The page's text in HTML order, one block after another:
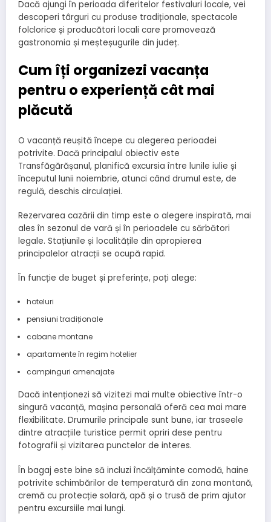
Dacă ajungi în perioada diferitelor festivaluri locale, vei
descoperi târguri cu produse tradiționale, spectacole
folclorice și producători locali care promovează
gastronomia și meșteșugurile din județ.
Cum îți organizezi vacanța
pentru o experiență cât mai
plăcută
O vacanță reușită începe cu alegerea perioadei
potrivite. Dacă principalul obiectiv este
Transfăgărășanul, planifică excursia între lunile iulie și
începutul lunii noiembrie, atunci când drumul este, de
regulă, deschis circulației.
Rezervarea cazării din timp este o alegere inspirată, mai
ales în sezonul de vară și în perioadele cu sărbători
legale. Stațiunile și localitățile din apropierea
principalelor atracții se ocupă rapid.
În funcție de buget și preferințe, poți alege:
hoteluri
pensiuni tradiționale
cabane montane
apartamente în regim hotelier
campinguri amenajate
Dacă intenționezi să vizitezi mai multe obiective într-o
singură vacanță, mașina personală oferă cea mai mare
flexibilitate. Drumurile principale sunt bune, iar traseele
dintre atracțiile turistice permit opriri dese pentru
fotografii și vizitarea punctelor de interes.
În bagaj este bine să incluzi încălțăminte comodă, haine
potrivite schimbărilor de temperatură din zona montană,
cremă cu protecție solară, apă și o trusă de prim ajutor
pentru excursiile mai lungi.